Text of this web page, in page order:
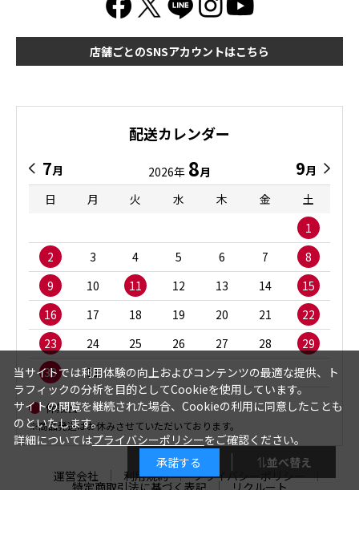
絞り込み 並べ替え
店舗ごとのSNSアカウントはこちら
配送カレンダー
7月 2026年 8月 9月
日
月 火 水 木 金
土
1
2
3 4 5 6 7
8
9
10 11 12 13 14
15
16
17 18 19 20 21
22
23
24 25 26 27 28
29
30
31
休業日
※商品発送はお休みさせていただいております。
運営会社 利用規約 プライバシーポリシー
特定商取引法に基づく表記 リクルート
当サイトでは利用体験の向上およびコンテンツの最適な提供、ト
ラフィックの分析を目的としてCookieを使用しています。
サイトの閲覧を継続された場合、Cookieの利用に同意したことも
のといたします。
詳細についてはプライバシーポリシーをご確認ください。
承諾する